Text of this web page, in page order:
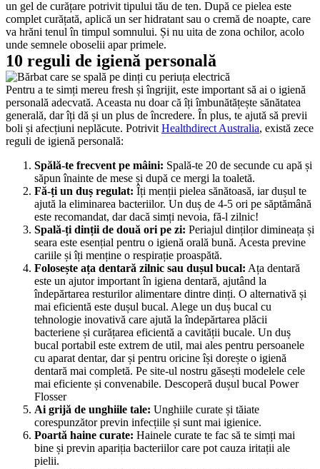
un gel de curățare potrivit tipului tău de ten. După ce pielea este
complet curățată, aplică un ser hidratant sau o cremă de noapte, care
va hrăni tenul în timpul somnului. Și nu uita de zona ochilor, acolo
unde semnele oboselii apar primele.
10 reguli de igienă personală
Pentru a te simți mereu fresh și îngrijit, este important să ai o igienă
personală adecvată. Aceasta nu doar că îți îmbunătățește sănătatea
generală, dar îți dă și un plus de încredere. În plus, te ajută să previi
boli și afecțiuni neplăcute. Potrivit Healthdirect Australia, există zece
reguli de igienă personală:
Spălă-te frecvent pe mâini: Spală-te 20 de secunde cu apă și
săpun înainte de mese și după ce mergi la toaletă.
Fă-ți un duș regulat: Îți menții pielea sănătoasă, iar dușul te
ajută la eliminarea bacteriilor. Un duș de 4-5 ori pe săptămână
este recomandat, dar dacă simți nevoia, fă-l zilnic!
Spală-ți dinții de două ori pe zi: Periajul dinților dimineața și
seara este esențial pentru o igienă orală bună. Acesta previne
cariile și îți menține o respirație proaspătă.
Folosește ața dentară zilnic sau dușul bucal: Ața dentară
este un ajutor important în igiena dentară, ajutând la
îndepărtarea resturilor alimentare dintre dinți. O alternativă și
mai eficientă este dușul bucal. Alege un duș bucal cu
tehnologie inovativă care ajută la îndepărtarea plăcii
bacteriene și curățarea eficientă a cavității bucale. Un duș
bucal portabil este extrem de util, mai ales pentru persoanele
cu aparat dentar, dar și pentru oricine își dorește o igienă
dentară mai completă. Pe site-ul nostru găsești modelele cele
mai eficiente și convenabile. Descoperă dușul bucal Power
Flosser
Ai grijă de unghiile tale: Unghiile curate și tăiate
corespunzător previn infecțiile și sunt mai igienice.
Poartă haine curate: Hainele curate te fac să te simți mai
bine și previn apariția bacteriilor care pot cauza iritații ale
pielii.